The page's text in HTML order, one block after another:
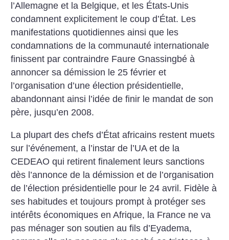
l’Allemagne et la Belgique, et les États-Unis
condamnent explicitement le coup d’État. Les
manifestations quotidiennes ainsi que les
condamnations de la communauté internationale
finissent par contraindre Faure Gnassingbé à
annoncer sa démission le 25 février et
l’organisation d’une élection présidentielle,
abandonnant ainsi l’idée de finir le mandat de son
père, jusqu’en 2008.
La plupart des chefs d’État africains restent muets
sur l’événement, a l’instar de l’UA et de la
CEDEAO qui retirent finalement leurs sanctions
dès l’annonce de la démission et de l’organisation
de l’élection présidentielle pour le 24 avril. Fidèle à
ses habitudes et toujours prompt à protéger ses
intérêts économiques en Afrique, la France ne va
pas ménager son soutien au fils d’Eyadema,